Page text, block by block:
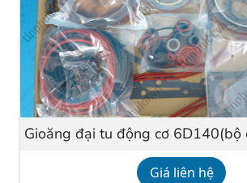
Gioăng đại tu động cơ 6D140(bộ
Giá liên hệ